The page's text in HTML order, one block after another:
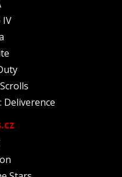
IV
Deliverence